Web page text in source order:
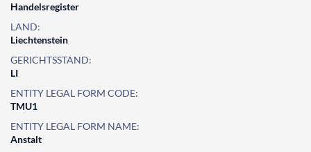
Handelsregister
LAND:
Liechtenstein
GERICHTSSTAND:
LI
ENTITY LEGAL FORM CODE:
TMU1
ENTITY LEGAL FORM NAME:
Anstalt